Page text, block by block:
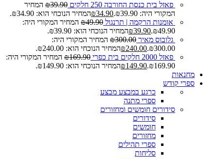
פאזל בית כנסת החורבה 250 חלקים ₪39.90
המחיר
המקורי היה: ₪39.90.
₪34.90
המחיר הנוכחי הוא: ₪34.90.
אומנות הרקמה | תרנגול
₪49.90
המחיר המקורי היה:
₪49.90.
₪39.90
המחיר הנוכחי הוא: ₪39.90.
גלובוס מאיר
₪300.00
המחיר המקורי היה:
₪300.00.
₪240.00
המחיר הנוכחי הוא: ₪240.00.
פאזל 2000 חלקים בית כפרי
₪169.90
המחיר המקורי היה:
₪169.90.
₪149.90
המחיר הנוכחי הוא: ₪149.90.
מחנאות
ספרי קודש
כרגע במבצע מבצע
ספרי מתנה
סידורים חומשים ומחזורים
סידורים
חומשים
מחזורים
ספרי תהילים
סליחות